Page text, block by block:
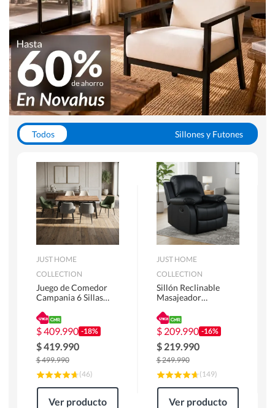
Todos
Sillones y Futones
Escritorios y Sillas PC
Racks y Muebles TV
Alfombras
JUST HOME
COLLECTION
Juego de Comedor
Campania 6 Sillas
180 x 90 x 76 cm
Café
$409.990 -18%
$419.990
$499.990
(46)
Ver producto
JUST HOME
COLLECTION
Sillón Reclinable
Masajeador
Atlanta 91x101x94
cm Negro
$ 209.990 -16%
$ 219.990
$249.990
(149)
Ver producto